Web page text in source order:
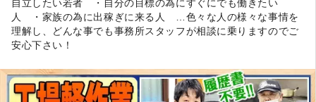
自立したい若者 ・自分の目標の為にすぐにでも働きたい
人 ・家族の為に出稼ぎに来る人 …色々な人の様々な事情を
理解し、どんな事でも事務所スタッフが相談に乗りますのでご
安心下さい！